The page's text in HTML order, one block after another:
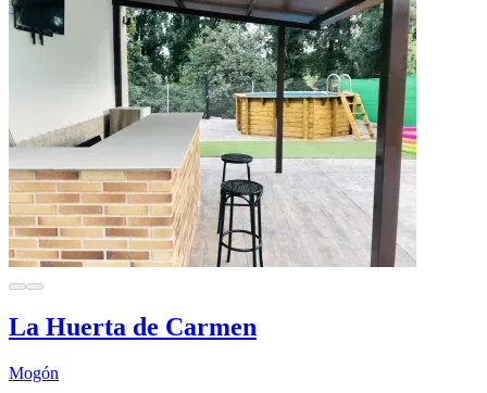
La Huerta de Carmen
Mogón